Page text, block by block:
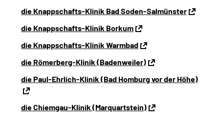
die Knappschafts-Klinik Bad Soden-Salmünster
die Knappschafts-Klinik Borkum
die Knappschafts-Klinik Warmbad
die Römerberg-Klinik (Badenweiler)
die Paul-Ehrlich-Klinik (Bad Homburg vor der Höhe)
die Chiemgau-Klinik (Marquartstein)